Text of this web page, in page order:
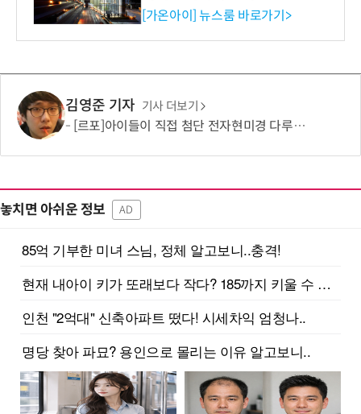
수행
[가온아이] 뉴스룸 바로가기>
김영준 기자 기사 더보기
[르포]아이들이 직접 첨단 전자현미경 다루며 과학원리 체득...과학체험 제공 '주니어닥터' 현장
놓치면 아쉬운 정보 AD